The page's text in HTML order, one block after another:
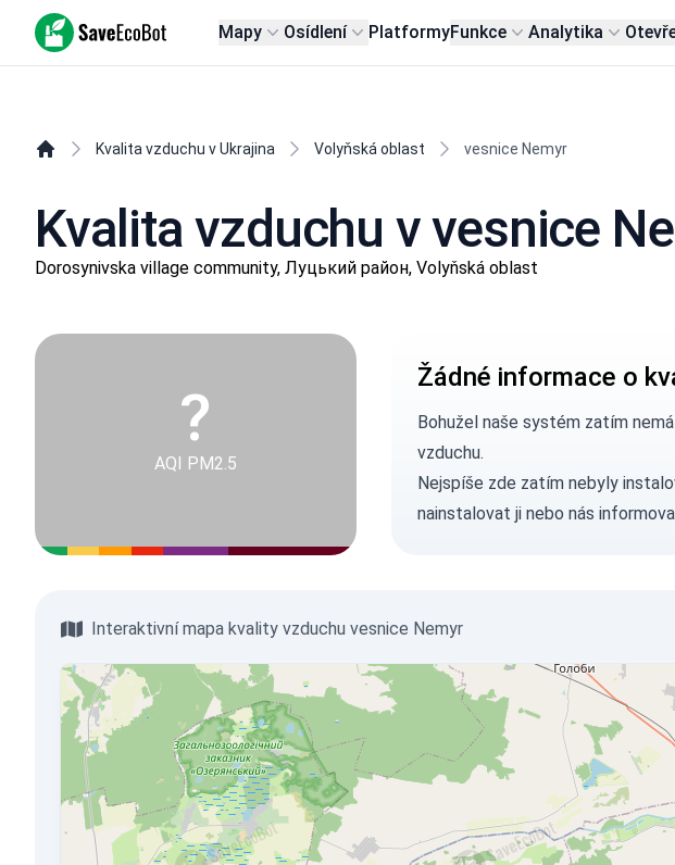
SaveEcoBot Mapy Osídlení PlatformyFunkce Analytika
Kvalita vzduchu v Ukrajina Volyňská oblast vesnice Nemyr
Kvalita vzduchu v vesnice
Dorosynivska village community, Луцький район, Volyňská oblast
?
AQI PM2.5
Žádné informace o
Bohužel naše systém zatím
vzduchu.
Nejspíše zde zatím nebyly
nainstalovat ji nebo nás
Interaktivní mapa kvality vzduchu vesnice Nemyr